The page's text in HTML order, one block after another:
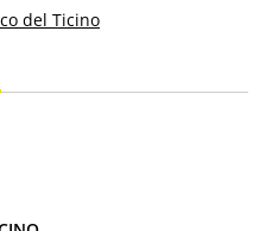
del Ticino